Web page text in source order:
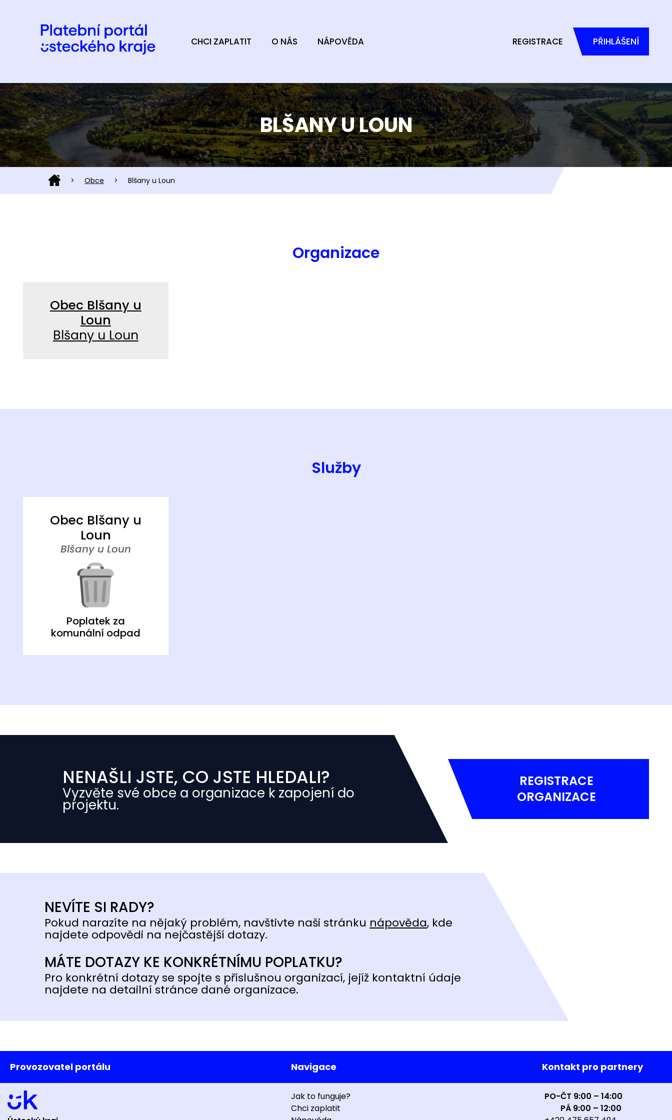
CHCI ZAPLATIT O NÁS NÁPOVĚDA REGISTRACE PŘIHLÁŠENÍ
BLŠANY U LOUN
> Obce > Blšany u Loun
Organizace
Obec Blšany u
Loun
Blšany u Loun
Služby
Obec Blšany u
Loun
Blšany u Loun
Poplatek za
komunální odpad
NENAŠLI JSTE, CO JSTE HLEDALI?
Vyzvěte své obce a organizace k zapojení do
projektu.
REGISTRACE
ORGANIZACE
NEVÍTE SI RADY?
Pokud narazíte na nějaký problém, navštivte naši stránku nápověda, kde
najdete odpovědi na nejčastější dotazy.
MÁTE DOTAZY KE KONKRÉTNÍMU POPLATKU?
Pro konkrétní dotazy se spojte s příslušnou organizací, jejíž kontaktní údaje
najdete na detailní stránce dané organizace.
Provozovatel portálu Navigace Kontakt pro partnery
Jak to funguje?
Chci zaplatit
PO-ČT 9:00 – 14:00
PÁ 9:00 – 12:00